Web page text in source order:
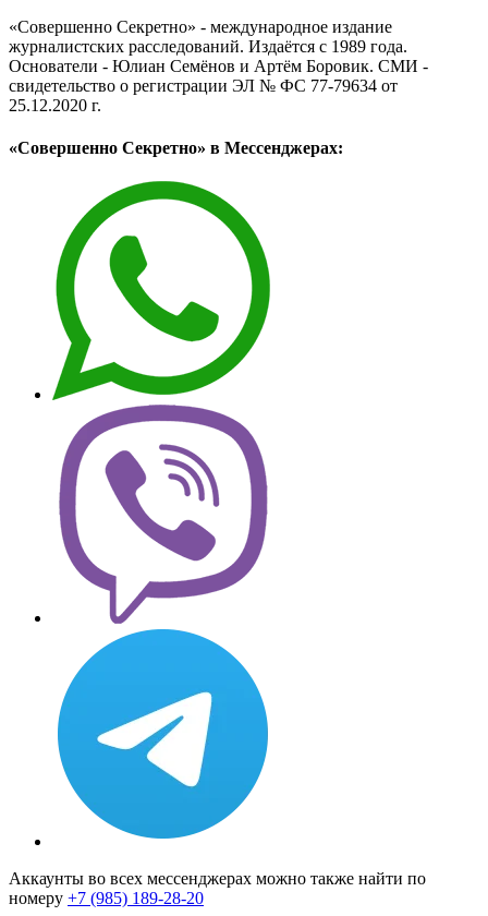
«Совершенно Секретно» - международное издание
журналистских расследований. Издаётся с 1989 года.
Основатели - Юлиан Семёнов и Артём Боровик. CМИ -
свидетельство о регистрации ЭЛ № ФС 77-79634 от
25.12.2020 г.
«Совершенно Секретно» в Мессенджерах:
Аккаунты во всех мессенджерах можно также найти по
номеру +7 (985) 189-28-20